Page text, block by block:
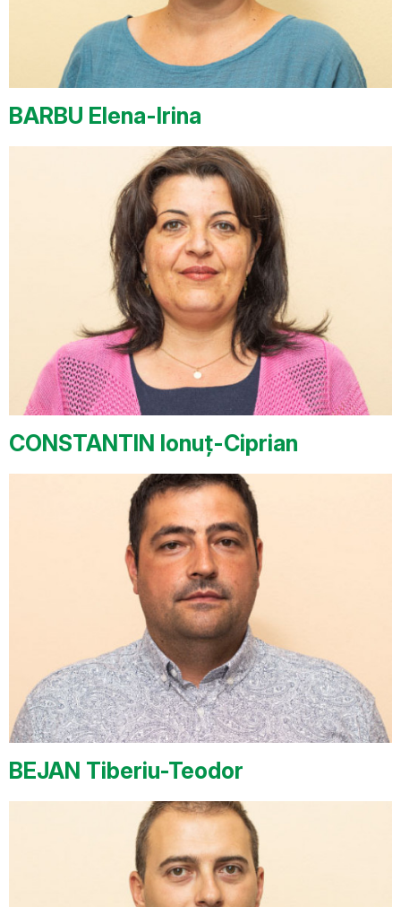
BARBU Elena-Irina
CONSTANTIN Ionuț-Ciprian
BEJAN Tiberiu-Teodor